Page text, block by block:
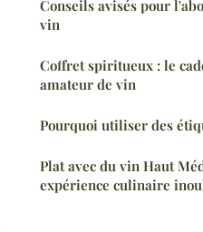
Conseils avisés pour
vin
Coffret spiritueux : le
amateur de vin
Pourquoi utiliser des
Plat avec du vin Haut
expérience culinaire